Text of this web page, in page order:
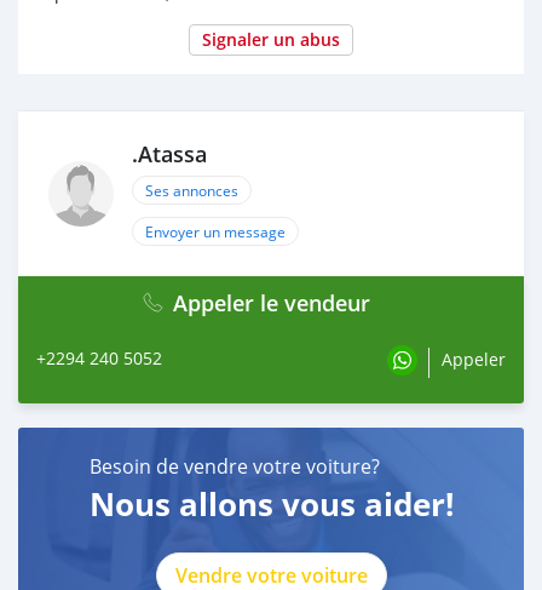
Signaler un abus
.Atassa
Ses annonces
Envoyer un message
Appeler le vendeur
+2294 240 5052 Appeler
Besoin de vendre votre voiture?
Nous allons vous aider!
Vendre votre voiture